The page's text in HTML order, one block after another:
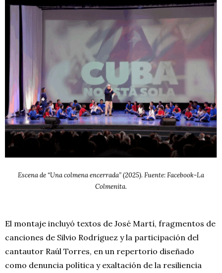
Escena de “Una colmena encerrada” (2025). Fuente: Facebook-La
Colmenita.
El montaje incluyó textos de José Martí, fragmentos de
canciones de Silvio Rodríguez y la participación del
cantautor Raúl Torres, en un repertorio diseñado
como denuncia política y exaltación de la resiliencia